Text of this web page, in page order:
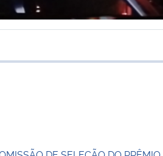
de transferência